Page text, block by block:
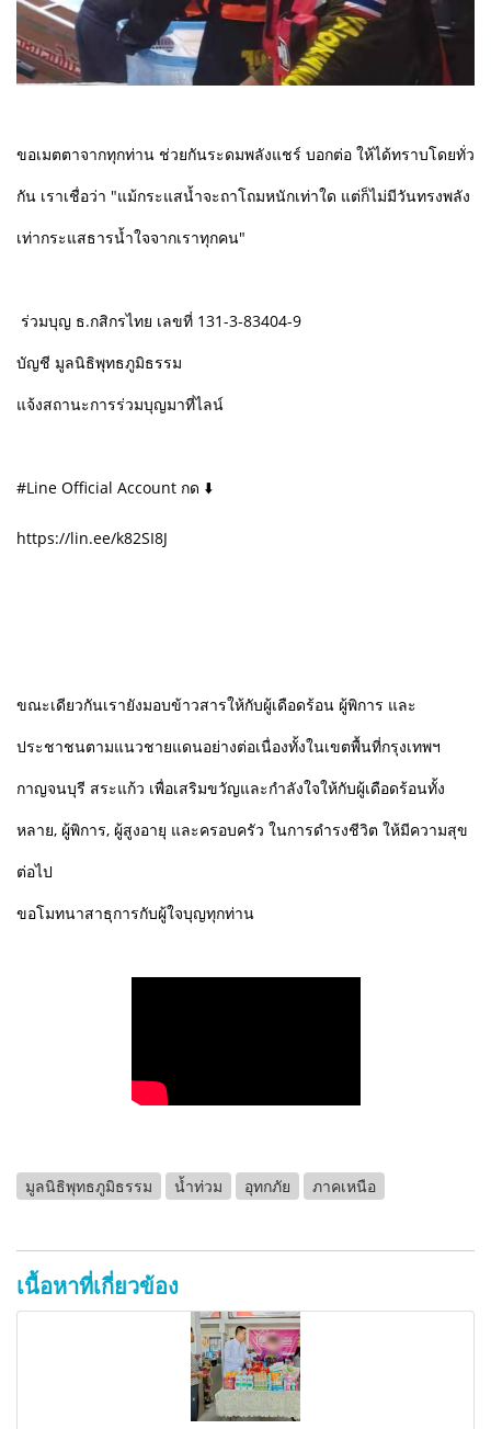
ขอเมตตาจากทุกท่าน ช่วยกันระดมพลังแชร์ บอกต่อ ให้ได้ทราบโดยทั่ว
กัน เราเชื่อว่า "แม้กระแสน้ำจะถาโถมหนักเท่าใด แต่ก็ไม่มีวันทรงพลัง
เท่ากระแสธารน้ำใจจากเราทุกคน"
ร่วมบุญ ธ.กสิกรไทย เลขที่ 131-3-83404-9
บัญชี มูลนิธิพุทธภูมิธรรม
แจ้งสถานะการร่วมบุญมาที่ไลน์
#Line Official Account กด ⬇️
https://lin.ee/k82SI8J
ขณะเดียวกันเรายังมอบข้าวสารให้กับผู้เดือดร้อน ผู้พิการ และ
ประชาชนตามแนวชายแดนอย่างต่อเนื่องทั้งในเขตพื้นที่กรุงเทพฯ
กาญจนบุรี สระแก้ว เพื่อเสริมขวัญและกำลังใจให้กับผู้เดือดร้อนทั้ง
หลาย, ผู้พิการ, ผู้สูงอายุ และครอบครัว ในการดำรงชีวิต ให้มีความสุข
ต่อไป
ขอโมทนาสาธุการกับผู้ใจบุญทุกท่าน
มูลนิธิพุทธภูมิธรรม น้ำท่วม อุทกภัย ภาคเหนือ
เนื้อหาที่เกี่ยวข้อง